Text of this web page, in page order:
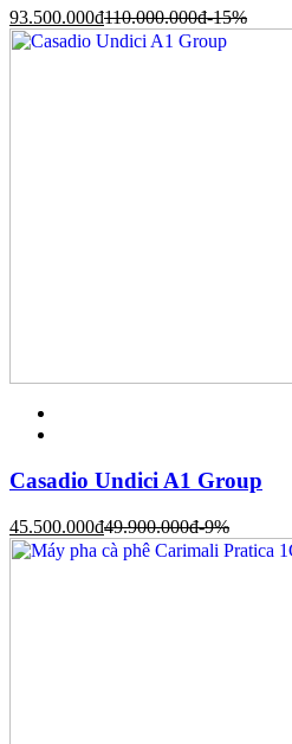
93.500.000đ110.000.000đ-15%
Casadio Undici A1 Group
45.500.000đ49.900.000đ-9%